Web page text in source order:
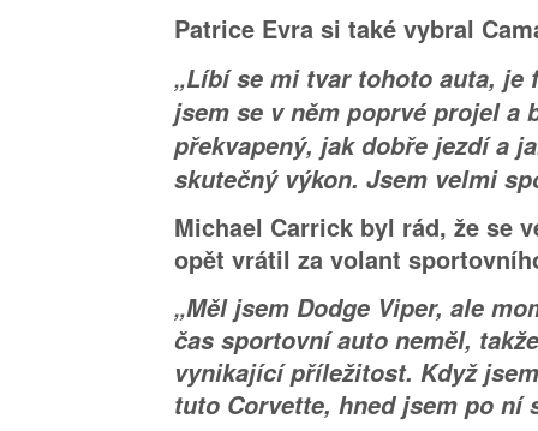
Patrice Evra si také vybral
„Líbí se mi tvar tohoto auta, je
jsem se v něm poprvé projel a
překvapený, jak dobře jezdí a
skutečný výkon. Jsem velmi
Michael Carrick byl rád, že se
opět vrátil za volant
„Měl jsem Dodge Viper, ale
čas sportovní auto neměl,
vynikající příležitost. Když
tuto Corvette, hned jsem po ní